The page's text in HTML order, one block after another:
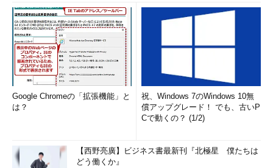
Google Chromeの「拡張機能」と
は？
祝、Windows 7のWindows 10無
償アップグレード！ でも、古いP
Cで動くの？ (1/2)
【西野亮廣】ビジネス書最新刊『北極星 僕たちは
どう働くか』